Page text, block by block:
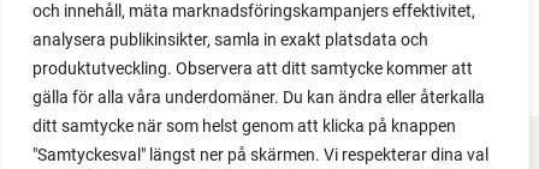
och innehåll, mäta marknadsföringskampanjers effektivitet,
analysera publikinsikter, samla in exakt platsdata och
produktutveckling. Observera att ditt samtycke kommer att
gälla för alla våra underdomäner. Du kan ändra eller återkalla
ditt samtycke när som helst genom att klicka på knappen
"Samtyckesval" längst ner på skärmen. Vi respekterar dina val